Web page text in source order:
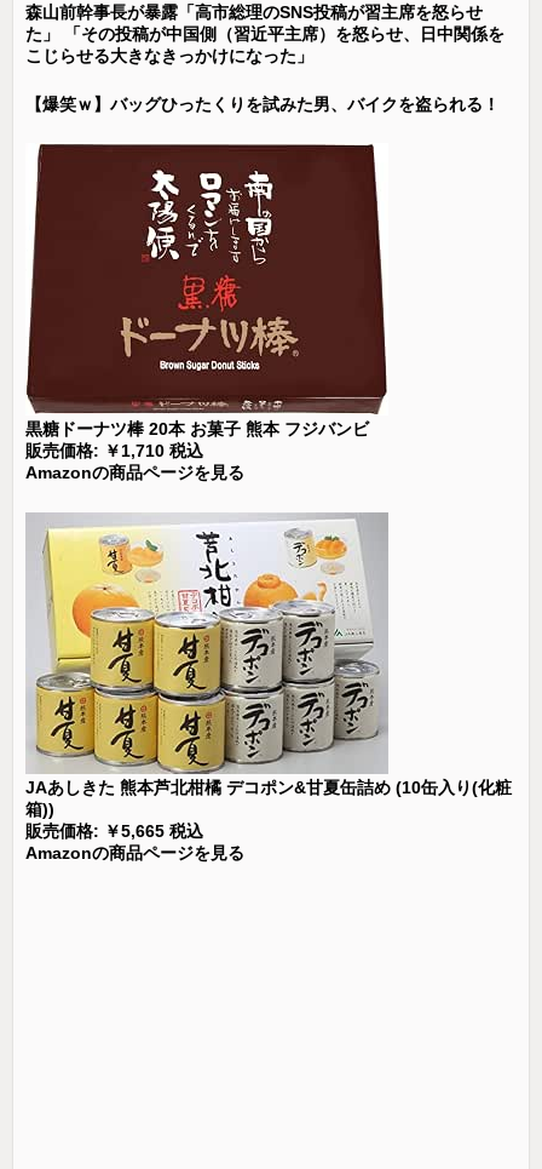
森山前幹事長が暴露「高市総理のSNS投稿が習主席を怒らせ
た」 「その投稿が中国側（習近平主席）を怒らせ、日中関係を
こじらせる大きなきっかけになった」
【爆笑ｗ】バッグひったくりを試みた男、バイクを盗られる！
黒糖ドーナツ棒 20本 お菓子 熊本 フジバンビ
販売価格: ￥1,710 税込
Amazonの商品ページを見る
JAあしきた 熊本芦北柑橘 デコポン&甘夏缶詰め (10缶入り(化粧
箱))
販売価格: ￥5,665 税込
Amazonの商品ページを見る